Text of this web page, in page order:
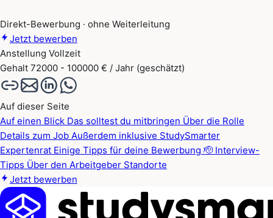
Direkt-Bewerbung · ohne Weiterleitung
Jetzt bewerben
Anstellung Vollzeit
Gehalt 72000 - 100000 € / Jahr (geschätzt)
Auf dieser Seite
Auf einen Blick Das solltest du mitbringen Über die Rolle
Details zum Job Außerdem inklusive StudySmarter
Expertenrat Einige Tipps für deine Bewerbung 🫡 Interview-
Tipps Über den Arbeitgeber Standorte
Jetzt bewerben